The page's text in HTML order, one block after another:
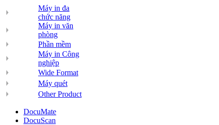
Máy in đa
chức năng
Máy in văn
phòng
Phần mềm
Máy in Công
nghiệp
Wide Format
Máy quét
Other Product
DocuMate
DocuScan